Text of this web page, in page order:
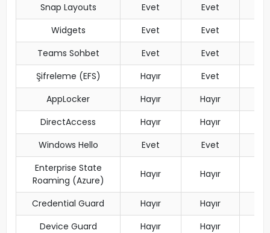
Snap Layouts
Evet
Evet
Widgets
Evet
Evet
Teams Sohbet
Evet
Evet
Şifreleme (EFS)
Hayır
Evet
AppLocker
Hayır
Hayır
DirectAccess
Hayır
Hayır
Windows Hello
Evet
Evet
Enterprise State
Roaming (Azure)
Hayır Hayır
Credential Guard Hayır
Hayır
Device Guard
Hayır Hayır